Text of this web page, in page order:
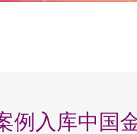
例入库中国